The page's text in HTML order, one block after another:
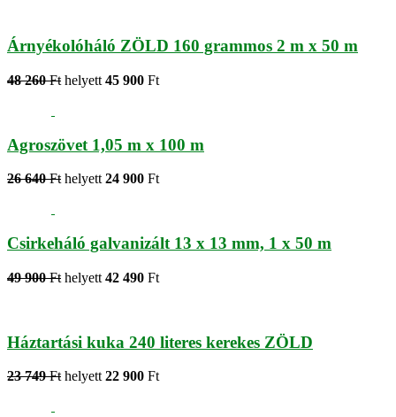
Árnyékolóháló ZÖLD 160 grammos 2 m x 50 m
48 260 Ft helyett 45 900 Ft
Agroszövet 1,05 m x 100 m
26 640 Ft helyett 24 900 Ft
Csirkeháló galvanizált 13 x 13 mm, 1 x 50 m
49 900 Ft helyett 42 490 Ft
Háztartási kuka 240 literes kerekes ZÖLD
23 749 Ft helyett 22 900 Ft